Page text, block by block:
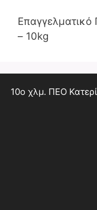
Επαγγελματικό
– 10kg
10ο χλμ. ΠΕΟ